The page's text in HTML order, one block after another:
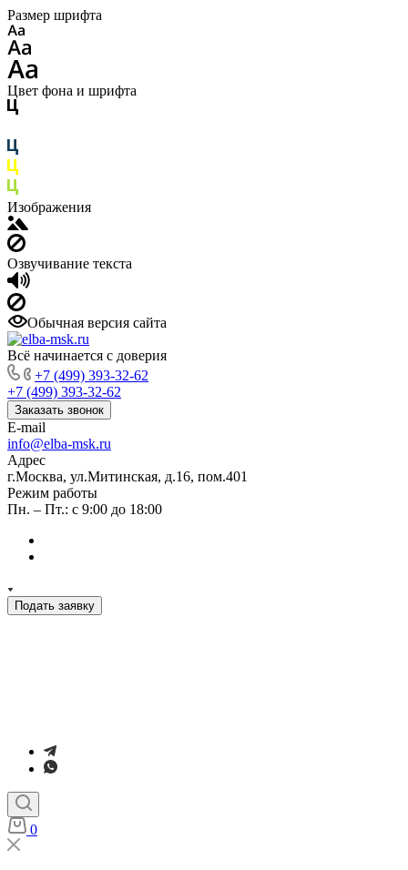
Размер шрифта
Цвет фона и шрифта
Изображения
Озвучивание текста
Обычная версия сайта
Всё начинается с доверия
+7 (499) 393-32-62
+7 (499) 393-32-62
Заказать звонок
E-mail
info@elba-msk.ru
Адрес
г.Москва, ул.Митинская, д.16, пом.401
Режим работы
Пн. – Пт.: с 9:00 до 18:00
Подать заявку
0